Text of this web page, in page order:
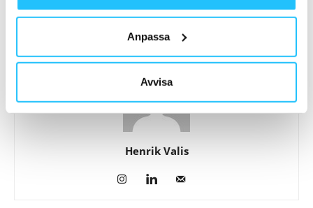
Anpassa
Avvisa
premiumsegmentet
Henrik Valis